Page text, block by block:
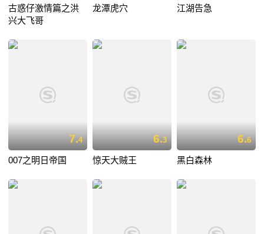
古惑仔激情篇之洪
兴大飞哥
龙潭虎穴 江湖告急
7.4
007之明日帝国
6.3
惊天大贼王
6.6
黑白森林